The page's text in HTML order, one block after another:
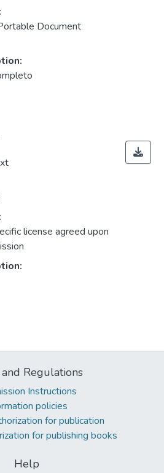
Document
license agreed upon
Regulations
Instructions
policies
for publication
for publishing books
Help